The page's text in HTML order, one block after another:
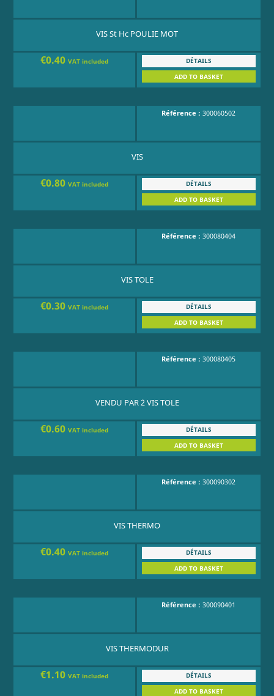
VIS St Hc POULIE MOT
€0.40VAT included
DÉTAILS
ADD TO BASKET
Référence :300060502
VIS
€0.80VAT included
DÉTAILS
ADD TO BASKET
Référence :300080404
VIS TOLE
€0.30VAT included
DÉTAILS
ADD TO BASKET
Référence :300080405
VENDU PAR 2 VIS TOLE
€0.60VAT included
DÉTAILS
ADD TO BASKET
Référence :300090302
VIS THERMO
€0.40VAT included
DÉTAILS
ADD TO BASKET
Référence :300090401
VIS THERMODUR
€1.10VAT included
DÉTAILS
ADD TO BASKET